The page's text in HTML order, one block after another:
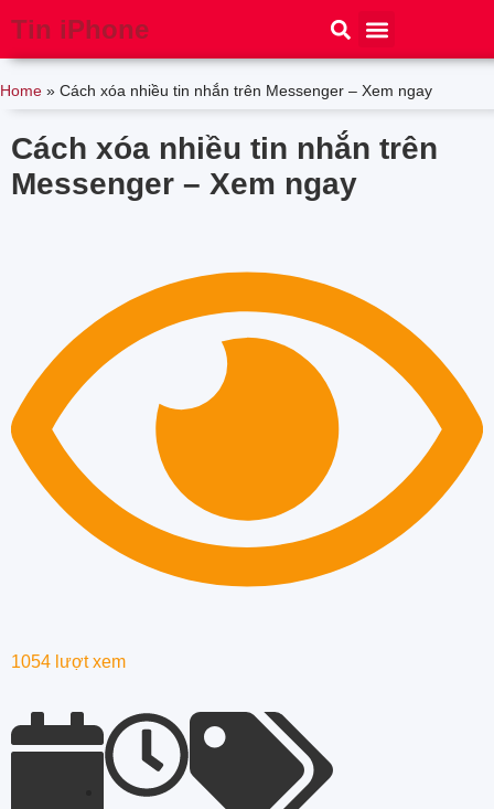
Tin iPhone
Home » Cách xóa nhiều tin nhắn trên Messenger – Xem ngay
Cách xóa nhiều tin nhắn trên
Messenger – Xem ngay
1054 lượt xem